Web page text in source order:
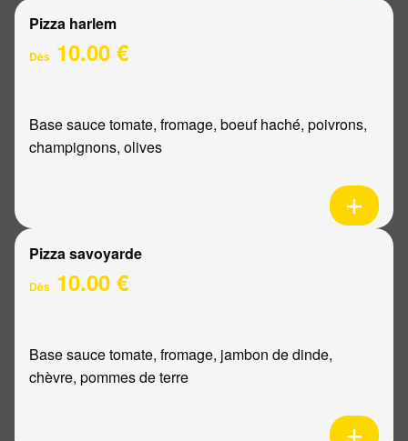
Pizza harlem
Dès 10.00 €
Base sauce tomate, fromage, boeuf haché, poivrons,
champignons, olives
Pizza savoyarde
Dès 10.00 €
Base sauce tomate, fromage, jambon de dinde,
chèvre, pommes de terre